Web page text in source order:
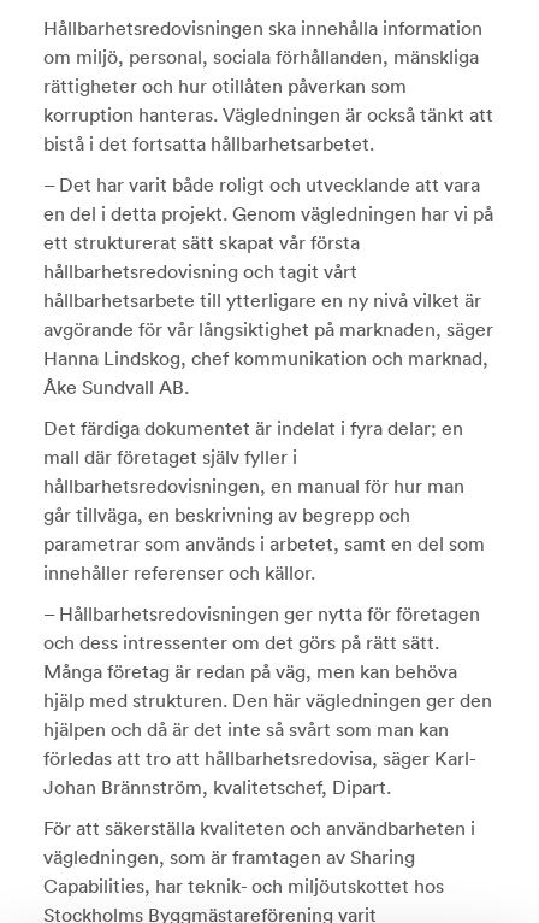
Hållbarhetsredovisningen ska innehålla information
om miljö, personal, sociala förhållanden, mänskliga
rättigheter och hur otillåten påverkan som
korruption hanteras. Vägledningen är också tänkt att
bistå i det fortsatta hållbarhetsarbetet.
– Det har varit både roligt och utvecklande att vara
en del i detta projekt. Genom vägledningen har vi på
ett strukturerat sätt skapat vår första
hållbarhetsredovisning och tagit vårt
hållbarhetsarbete till ytterligare en ny nivå vilket är
avgörande för vår långsiktighet på marknaden, säger
Hanna Lindskog, chef kommunikation och marknad,
Åke Sundvall AB.
Det färdiga dokumentet är indelat i fyra delar; en
mall där företaget själv fyller i
hållbarhetsredovisningen, en manual för hur man
går tillväga, en beskrivning av begrepp och
parametrar som används i arbetet, samt en del som
innehåller referenser och källor.
– Hållbarhetsredovisningen ger nytta för företagen
och dess intressenter om det görs på rätt sätt.
Många företag är redan på väg, men kan behöva
hjälp med strukturen. Den här vägledningen ger den
hjälpen och då är det inte så svårt som man kan
förledas att tro att hållbarhetsredovisa, säger Karl-
Johan Brännström, kvalitetschef, Dipart.
För att säkerställa kvaliteten och användbarheten i
vägledningen, som är framtagen av Sharing
Capabilities, har teknik- och miljöutskottet hos
Stockholms Byggmästareförening varit